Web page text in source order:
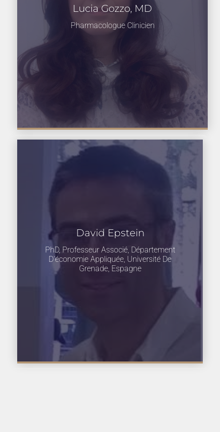
Lucia Gozzo, MD
Pharmacologue Clinicien
David Epstein
PhD, Professeur Associé, Département
D'économie Appliquée, Université De
Grenade, Espagne